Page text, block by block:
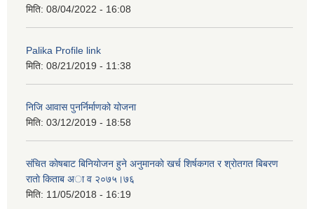
मिति: 08/04/2022 - 16:08
Palika Profile link
मिति: 08/21/2019 - 11:38
निजि आवास पुनर्निर्माणको योजना
मिति: 03/12/2019 - 18:58
संचित काेषबाट बिनियाेजन हुने अनुमानकाे खर्च शिर्षकगत र श्राेतगत बिबरण
राताे किताब अा‍ व २‍०७५।७६
मिति: 11/05/2018 - 16:19